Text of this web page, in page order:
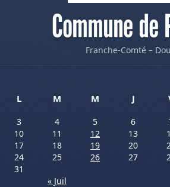
Commune de
Franche-Comté –
L
M M J
3
4 5 6
10
11 12 13
17
18 19 20
24
25 26 27
31
« Juil